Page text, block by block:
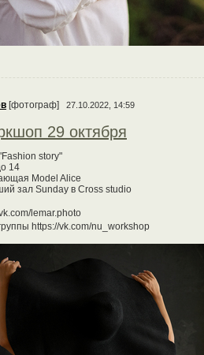
[фотограф] 27.10.2022, 14:59
29 октября
story"
14
Model Alice
зал Sunday в Cross studio
vk.com/lemar.photo
https://vk.com/nu_workshop